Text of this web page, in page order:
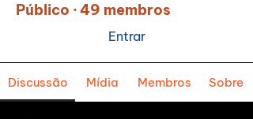
Público ·49 membros
Entrar
Discussão Mídia Membros Sobre